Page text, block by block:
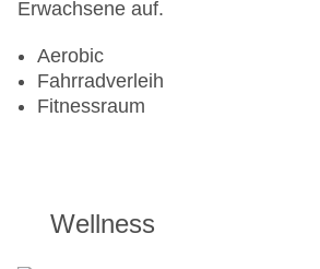
Erwachsene auf.
Aerobic
Fahrradverleih
Fitnessraum
Wellness